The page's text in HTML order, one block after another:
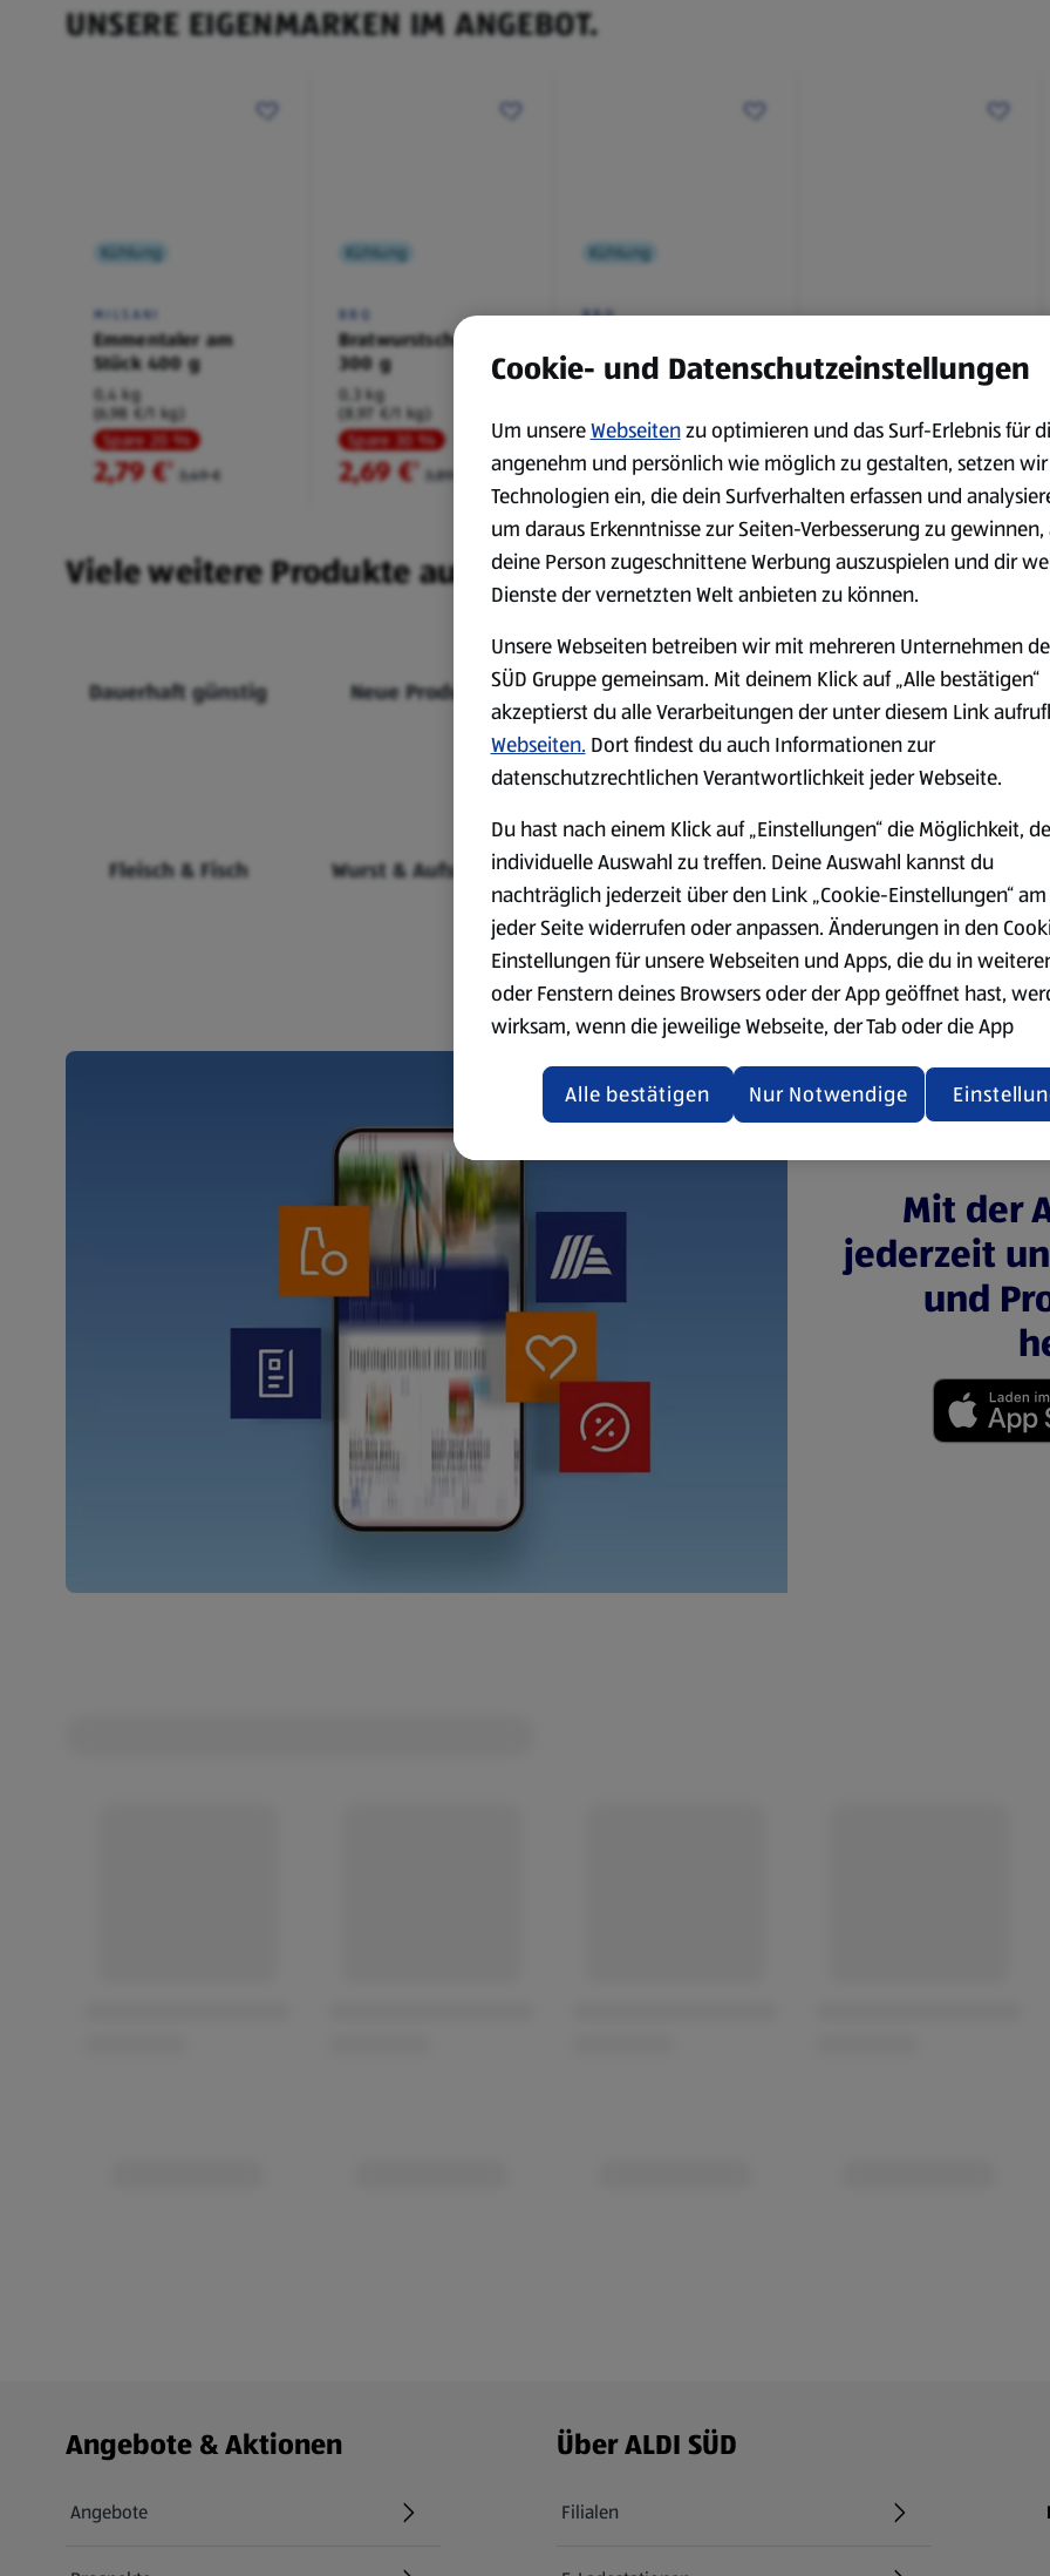
UNSERE EIGENMARKEN IM ANGEBOT.
Kühlung
MILSANI
Emmentaler am
Stück 400 g
0,4 kg
(6,98 €/1 kg)
Spare 20 %
2,79 €² 3,49 €
Kühlung
BBQ
Bratwurstschnecke
300 g
0,3 kg
(8,97 €/1 kg)
Spare 30 %
2,69 €² 3,89 €
Kühlung
BBQ
Kräuterbutter 175 g
Spare 38 %
0,79 €² 1,29 €
0,75 l
Spare 20 %
2,79 €² 3,49 €
Viele weitere Produkte aus unserem Sortiment.
Dauerhaft günstig Neue Produkte Markenprodukte Bio-Produkte
Fleisch & Fisch Wurst & Aufschnitt Käse
Milchprodukte &
Eier
Mit der
jederzeit
und
Fußzeilenmenü - weitere Links
Angebote & Aktionen
Angebote
Über ALDI SÜD
Filialen
Cookie- und Datenschutzeinstellungen
Um unsereWebseitenzu optimieren und das Surf-Erlebnis für
angenehm und persönlich wie möglich zu gestalten, setzen wir
Technologien ein, die dein Surfverhalten erfassen und
um daraus Erkenntnisse zur Seiten-Verbesserung zu gewinnen,
deine Person zugeschnittene Werbung auszuspielen und dir
Dienste der vernetzten Welt anbieten zu können.
Unsere Webseiten betreiben wir mit mehreren Unternehmen
SÜD Gruppe gemeinsam. Mit deinem Klick auf „Alle bestätigen“
akzeptierst du alle Verarbeitungen der unter diesem Link
Webseiten. Dort findest du auch Informationen zur
datenschutzrechtlichen Verantwortlichkeit jeder Webseite.
Du hast nach einem Klick auf „Einstellungen“ die Möglichkeit,
individuelle Auswahl zu treffen. Deine Auswahl kannst du
nachträglich jederzeit über den Link „Cookie-Einstellungen“
jeder Seite widerrufen oder anpassen. Änderungen in den
Einstellungen für unsere Webseiten und Apps, die du in
oder Fenstern deines Browsers oder der App geöffnet hast,
wirksam, wenn die jeweilige Webseite, der Tab oder die App
aktualisiert oder geschlossen und anschließend wieder geöffnet
Datenschutzerklärung zur Verfügung.
Übersicht der Webseitenbetreiber und Datenschutzerklärungen
Nur Notwendige
Alle bestätigen